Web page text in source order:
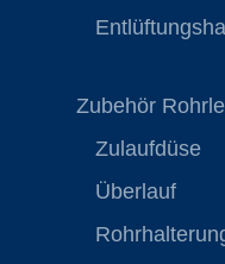
Zubehör
Zulaufdüse
Überlauf